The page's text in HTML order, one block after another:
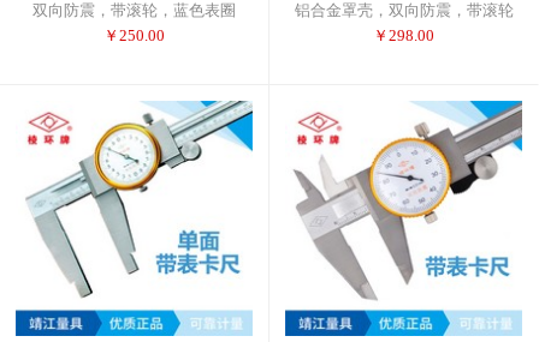
双向防震，带滚轮，蓝色表圈
￥ 250.00
铝合金罩壳，双向防震，带滚轮
￥ 298.00